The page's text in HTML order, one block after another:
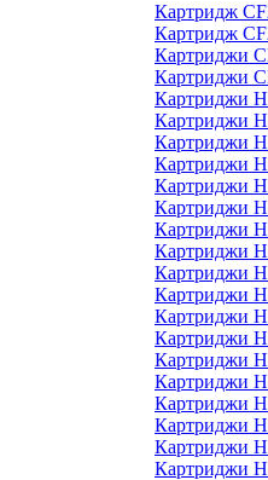
Картридж
Картридж
Картриджи
Картриджи
Картриджи
Картриджи
Картриджи
Картриджи
Картриджи
Картриджи
Картриджи
Картриджи
Картриджи
Картриджи
Картриджи
Картриджи
Картриджи
Картриджи
Картриджи
Картриджи
Картриджи
Картриджи